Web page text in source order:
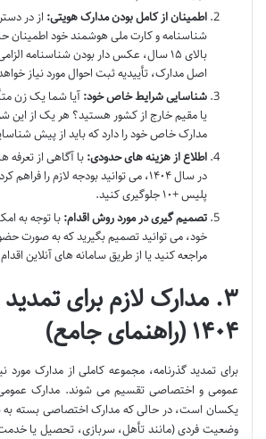
اطمینان از کامل بودن مدارک هویتی: از در
شناسنامه و کارت ملی هوشمند خود اطمینان
بالای ۱۵ سال، عکس دار بودن شناسنامه
اصل مدارک، تأییدیه ثبت احوال مورد نیاز
شناسایی شرایط خاص خود: آیا شما یک زن
یا مقیم خارج از کشور هستید؟ هر یک از این
مدارک خاص خود را دارد که باید از پیش
اطلاع از هزینه های حدودی: با آگاهی از
در سال ۱۴۰۴، می توانید بودجه لازم را
پلیس +۱۰ جلوگیری کنید.
تصمیم گیری در مورد روش اقدام: با توجه به
مراجعه کنید یا از طریق سامانه های آنلاین
۳. مدارک لازم برای
۱۴۰۴ (راهنمای جامع)
برای تمدید گذرنامه، مجموعه کاملی از مدارک
عمومی و اختصاصی تقسیم می شوند. مدارک عمومی
یکسان است، در حالی که مدارک اختصاصی بسته
وضعیت فردی (مانند تأهل، سربازی، تحصیل یا